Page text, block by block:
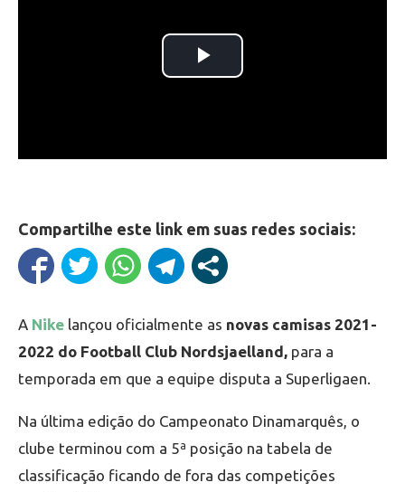
Compartilhe este link em suas redes sociais:
A Nike lançou oficialmente as novas camisas 2021-
2022 do Football Club Nordsjaelland, para a
temporada em que a equipe disputa a Superligaen.
Na última edição do Campeonato Dinamarquês, o
clube terminou com a 5ª posição na tabela de
classificação ficando de fora das competições